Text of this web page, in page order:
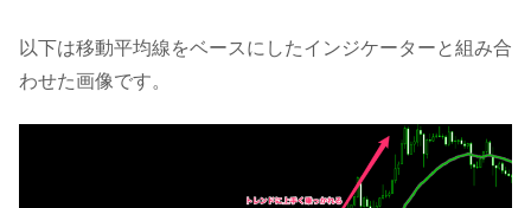
以下は移動平均線をベースにしたインジケーターと組み合
わせた画像です。